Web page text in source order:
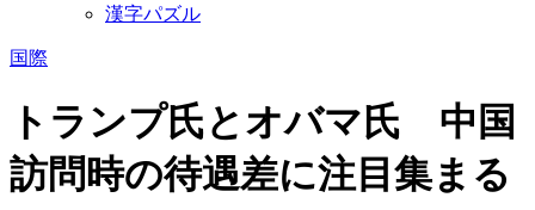
漢字パズル
国際
トランプ氏とオバマ氏 中国
訪問時の待遇差に注目集まる